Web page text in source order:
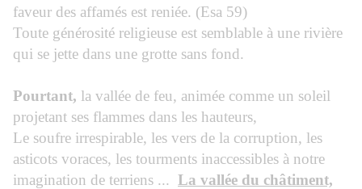
faveur des affamés est reniée. (Esa 59)
Toute générosité religieuse est semblable à une rivière
qui se jette dans une grotte sans fond.
Pourtant, la vallée de feu, animée comme un soleil
projetant ses flammes dans les hauteurs,
Le soufre irrespirable, les vers de la corruption, les
asticots voraces, les tourments inaccessibles à notre
imagination de terriens ... La vallée du châtiment,